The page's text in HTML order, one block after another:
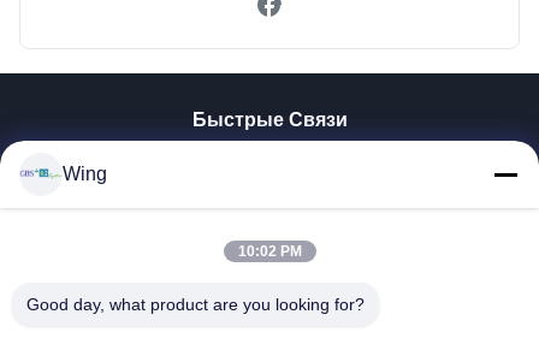
Быстрые Связи
VR-Шоу
Экскурсия По Заводу
Wing
10:02 PM
Good day, what product are you looking for?